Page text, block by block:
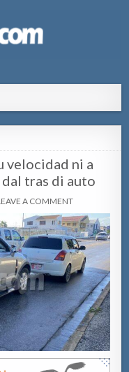
velocidad ni a
tras di auto
A COMMENT